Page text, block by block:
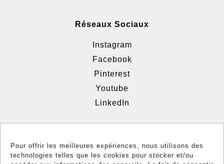
Pour offrir les meilleures expériences, nous utilisons des
technologies telles que les cookies pour stocker et/ou
Réseaux Sociaux
Instagram
Facebook
Pinterest
Youtube
LinkedIn
Confidentialité